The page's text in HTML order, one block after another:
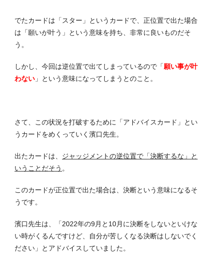
でたカードは「スター」というカードで、正位置で出た場合
は「願いが叶う」という意味を持ち、非常に良いものだそ
う。
しかし、今回は逆位置で出てしまっているので「願い事が叶
わない 」という意味になってしまうとのこと。
さて、この状況を打破するために「アドバイスカード」とい
うカードをめくっていく濱口先生。
出たカードは、 ジャッジメントの逆位置で「決断するな」と
いうことだそう 。
このカードが正位置で出た場合は、決断という意味になるそ
うです。
濱口先生は、「2022年の9月と10月に決断をしないといけな
い時がくるんですけど、自分が苦しくなる決断はしないでく
ださい」とアドバイスしていました。